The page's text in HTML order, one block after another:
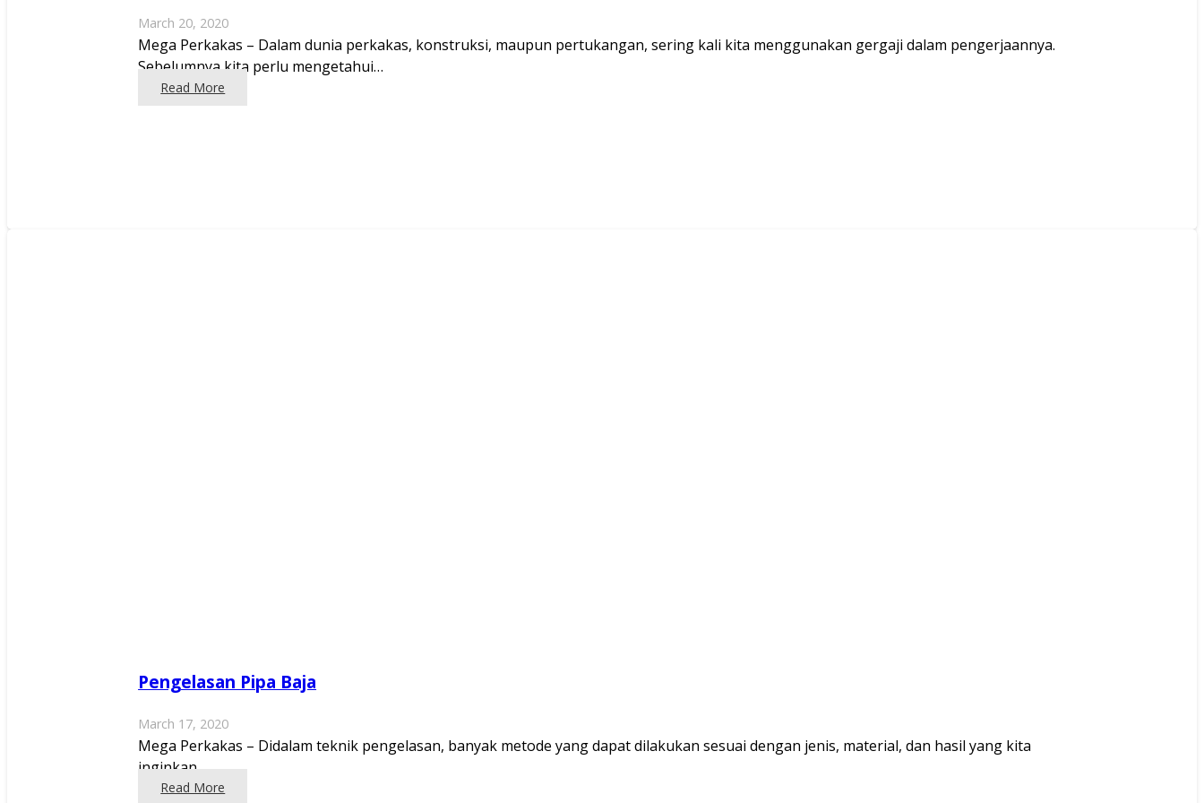
March 20, 2020
Mega Perkakas – Dalam dunia perkakas, konstruksi, maupun pertukangan, sering kali kita menggunakan gergaji dalam pengerjaannya.
Sebelumnya kita perlu mengetahui…
Read More
Pengelasan Pipa Baja
March 17, 2020
Mega Perkakas – Didalam teknik pengelasan, banyak metode yang dapat dilakukan sesuai dengan jenis, material, dan hasil yang kita
inginkan.…
Read More